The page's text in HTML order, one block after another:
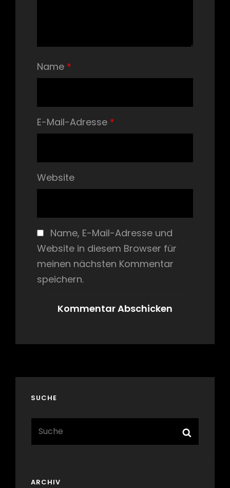
Name *
E-Mail-Adresse *
Website
Name, E-Mail-Adresse und
Website in diesem Browser für
meinen nächsten Kommentar
speichern.
SUCHE
Search
ARCHIV